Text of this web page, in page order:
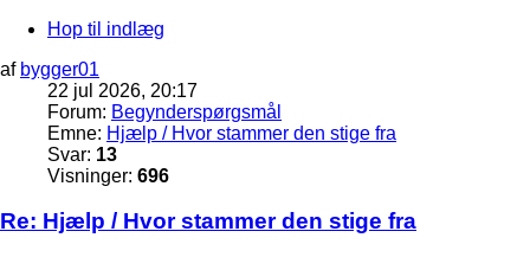
Hop til indlæg
af bygger01
22 jul 2026, 20:17
Forum: Begynderspørgsmål
Emne: Hjælp / Hvor stammer den stige fra
Svar: 13
Visninger: 696
Re: Hjælp / Hvor stammer den stige fra